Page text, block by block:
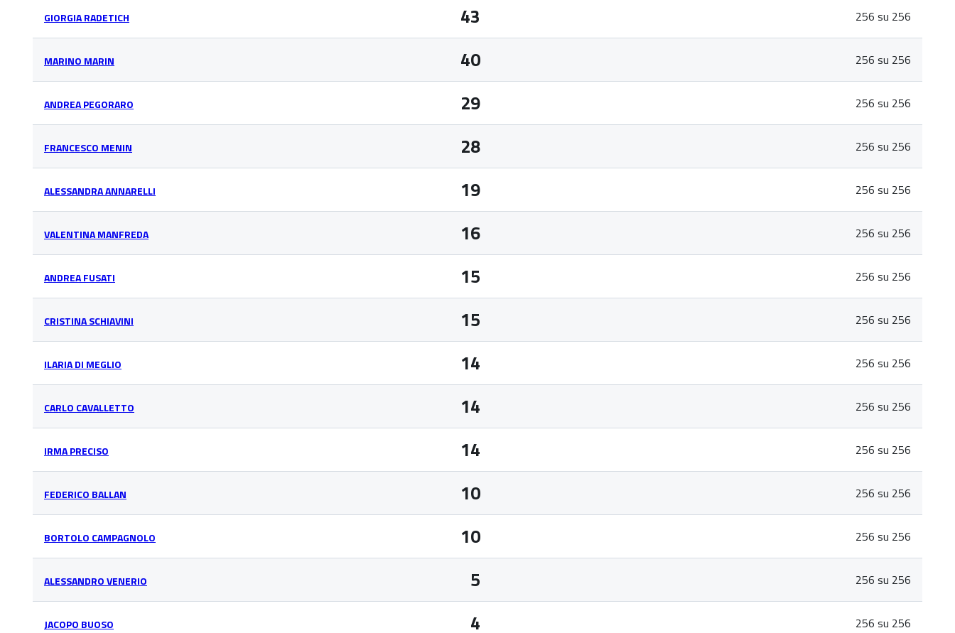
GIORGIA RADETICH 43 256 su 256
MARINO MARIN 40 256 su 256
ANDREA PEGORARO 29 256 su 256
FRANCESCO MENIN 28 256 su 256
ALESSANDRA ANNARELLI 19 256 su 256
VALENTINA MANFREDA 16 256 su 256
ANDREA FUSATI 15 256 su 256
CRISTINA SCHIAVINI 15 256 su 256
ILARIA DI MEGLIO 14 256 su 256
CARLO CAVALLETTO 14 256 su 256
IRMA PRECISO 14 256 su 256
FEDERICO BALLAN 10 256 su 256
BORTOLO CAMPAGNOLO 10 256 su 256
ALESSANDRO VENERIO 5 256 su 256
JACOPO BUOSO 4 256 su 256